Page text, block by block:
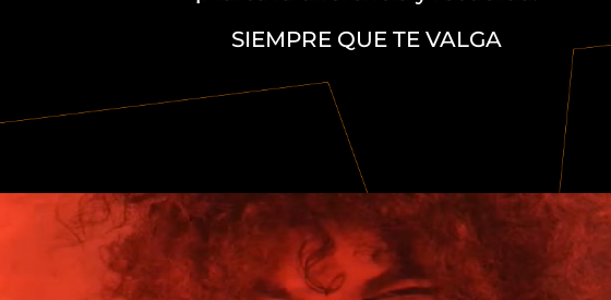
SIEMPRE QUE TE VALGA